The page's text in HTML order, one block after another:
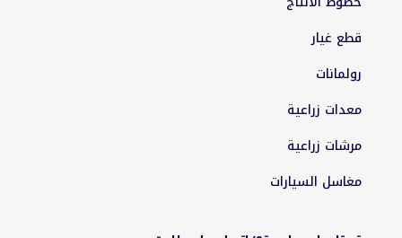
قطع غيار
رولمانات
معدات زراعية
مرشات زراعية
مغاسل السيارات